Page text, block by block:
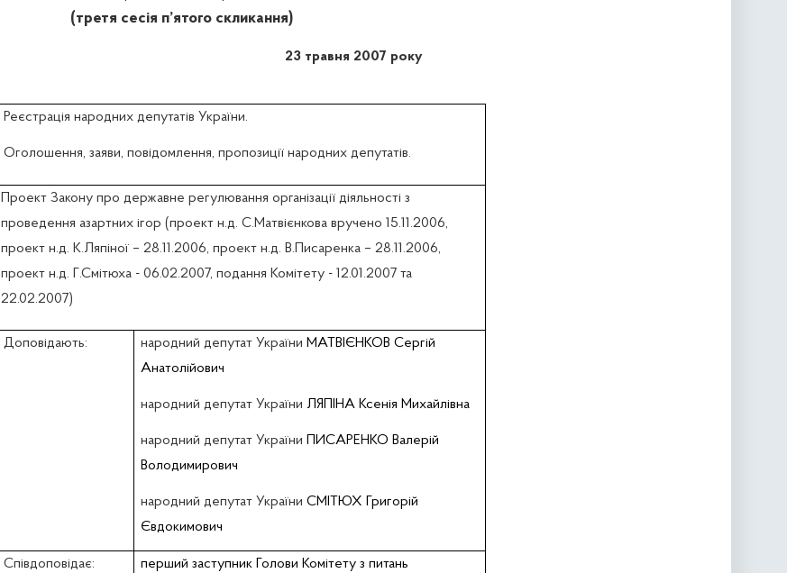
(третя сесія п’ятого скликання)
23 травня 2007 року
Реєстрація народних депутатів України.
Оголошення, заяви, повідомлення, пропозиції народних депутатів.
Проект Закону про державне регулювання організації діяльності з
проведення азартних ігор (проект н.д. С.Матвієнкова вручено 15.11.2006,
проект н.д. К.Ляпіної – 28.11.2006, проект н.д. В.Писаренка – 28.11.2006,
проект н.д. Г.Смітюха - 06.02.2007, подання Комітету - 12.01.2007 та
22.02.2007)
Доповідають: народний депутат України МАТВІЄНКОВ Сергій
Анатолійович
народний депутат України ЛЯПІНА Ксенія Михайлівна
народний депутат України
ПИСАРЕНКО Валерій
Володимирович
народний депутат України СМІТЮХ Григорій
Євдокимович
Співдоповідає:
перший заступник Голови Комітету з питань